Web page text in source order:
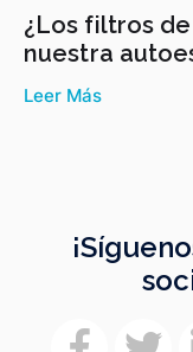
¿Los filtros
nuestra
Leer Más